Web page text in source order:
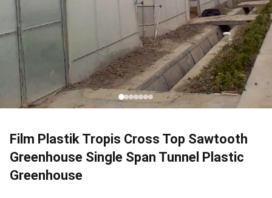
Film Plastik Tropis Cross Top Sawtooth
Greenhouse Single Span Tunnel Plastic
Greenhouse